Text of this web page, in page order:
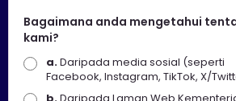
8891
7100
Bagaimana anda mengetahui
kami?
a.Daripada media sosial (seperti
Facebook, Instagram, TikTok, X/